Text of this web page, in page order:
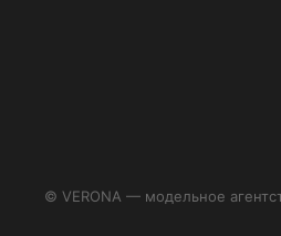
© VERONA — модельное